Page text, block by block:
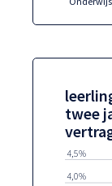
twee
4,0%
4,5%